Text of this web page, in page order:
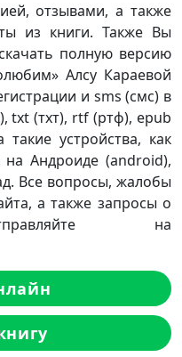
отзывами, а также
из книги. Также Вы
полную версию
Алсу Караевой
и sms (смс) в
txt (тхт), rtf (ртф), epub
устройства, как
на Андроиде (android),
Все вопросы, жалобы
а также запросы о
на